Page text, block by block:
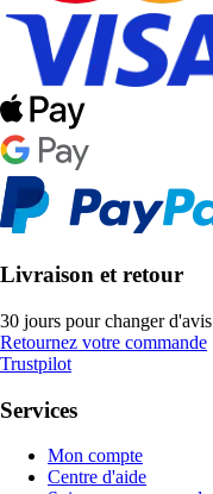
Livraison et retour
30 jours pour changer d'avis
Retournez votre commande
Trustpilot
Services
Mon compte
Centre d'aide